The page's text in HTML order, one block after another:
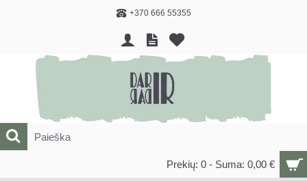
+370 666 55355
Prekių: 0 - Suma: 0,00 €